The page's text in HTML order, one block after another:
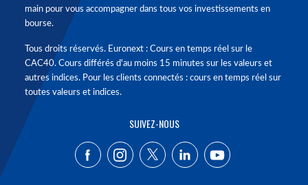
main pour vous accompagner dans tous vos investissements en
bourse.
Tous droits réservés. Euronext : Cours en temps réel sur le
CAC40. Cours différés d'au moins 15 minutes sur les valeurs et
autres indices. Pour les clients connectés : cours en temps réel sur
toutes valeurs et indices.
SUIVEZ-NOUS